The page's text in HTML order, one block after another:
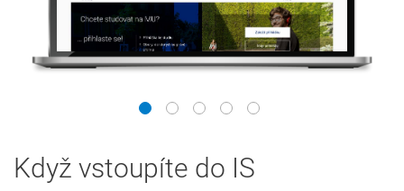
Když vstoupíte do IS